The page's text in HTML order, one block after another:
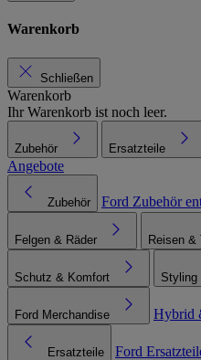
Warenkorb
Schließen
Warenkorb
Ihr Warenkorb ist noch leer.
Zubehör Ersatzteile
Angebote
Zubehör Ford Zubehör
Felgen & Räder Reisen &
Schutz & Komfort Styling
Ford Merchandise Hybrid
Ersatzteile Ford